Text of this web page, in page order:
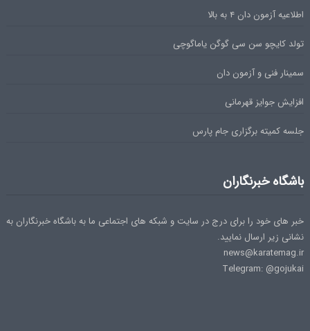
اطلاعیه آزمون دان ۴ به بالا
تولد کایچو سن سی گوگن یاماگوچی
سمینار فنی و آزمون دان
افزایش جوایز قهرمانی
جلسه کمیته برگزاری جام پارس
باشگاه خبرنگاران
خبر های خود را برای درج در سایت و شبکه های اجتماعی ما به باشگاه خبرنگاران به
نشانی زیر ارسال نمایید.
news@karatemag.ir
Telegram: @gojukai